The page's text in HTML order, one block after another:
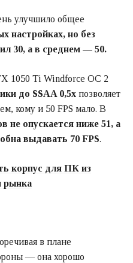
улучшило общее
настройках, но без
30, а в среднем — 50.
до SSAA 0,5x позволяет
кому и 50 FPS мало. В
не опускается ниже 51, а
выдавать 70 FPS.
корпус для ПК из
рынка
в плане
— она хорошо